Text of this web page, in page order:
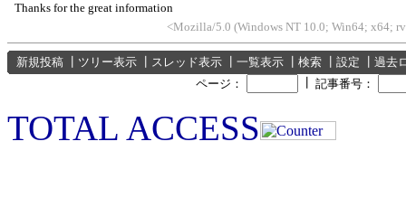
Thanks for the great information
<Mozilla/5.0 (Windows NT 10.0; Win64; x64;
新規投稿 ツリー表示 スレッド表示 一覧表示 検索 設定
過去
ページ：
記事番号：
TOTAL ACCESS